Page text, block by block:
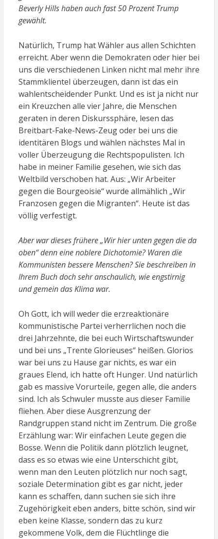
Beverly Hills haben auch fast 50 Prozent Trump
gewählt.
Natürlich, Trump hat Wähler aus allen Schichten
erreicht. Aber wenn die Demokraten oder hier bei
uns die verschiedenen Linken nicht mal mehr ihre
Stammklientel überzeugen, dann ist das ein
wahlentscheidender Punkt. Und es ist ja nicht nur
ein Kreuzchen alle vier Jahre, die Menschen
geraten in deren Diskurssphäre, lesen das
Breitbart-Fake-News-Zeug oder bei uns die
identitären Blogs und wählen nächstes Mal in
voller Überzeugung die Rechtspopulisten. Ich
habe in meiner Familie gesehen, wie sich das
Weltbild verschoben hat. Aus: „Wir Arbeiter
gegen die Bourgeoisie“ wurde allmählich „Wir
Franzosen gegen die Migranten“. Heute ist das
völlig verfestigt.
Aber war dieses frühere „Wir hier unten gegen die da
oben“ denn eine noblere Dichotomie? Waren die
Kommunisten bessere Menschen? Sie beschreiben in
Ihrem Buch doch sehr anschaulich, wie engstirnig
und gemein das Klima war.
Oh Gott, ich will weder die erzreaktionäre
kommunistische Partei verherrlichen noch die
drei Jahrzehnte, die bei euch Wirtschaftswunder
und bei uns „Trente Glorieuses“ heißen. Glorios
war bei uns zu Hause gar nichts, es war ein
graues Elend, ich hatte oft Hunger. Und natürlich
gab es massive Vorurteile, gegen alle, die anders
sind. Ich als Schwuler musste aus dieser Familie
fliehen. Aber diese Ausgrenzung der
Randgruppen stand nicht im Zentrum. Die große
Erzählung war: Wir einfachen Leute gegen die
Bosse. Wenn die Politik dann plötzlich leugnet,
dass es so etwas wie eine Unterschicht gibt,
wenn man den Leuten plötzlich nur noch sagt,
soziale Determination gibt es gar nicht, jeder
kann es schaffen, dann suchen sie sich ihre
Zugehörigkeit eben anders, bitte schön, sind wir
eben keine Klasse, sondern das zu kurz
gekommene Volk, dem die Flüchtlinge die